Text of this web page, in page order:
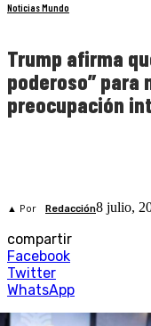
Noticias Mundo
Trump afirma
poderoso” para
preocupación
▲ Por Redacción8 julio,
compartir
Facebook
Twitter
WhatsApp